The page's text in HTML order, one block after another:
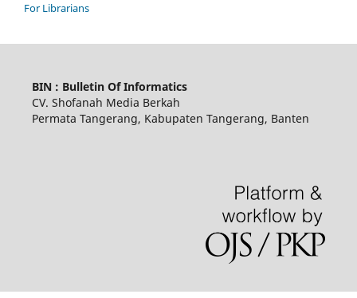
For Librarians
BIN : Bulletin Of Informatics
CV. Shofanah Media Berkah
Permata Tangerang, Kabupaten Tangerang, Banten